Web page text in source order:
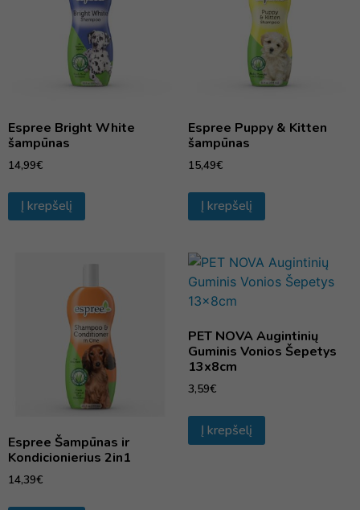
Espree Bright White
šampūnas
14,99€
Į krepšelį
Espree Puppy & Kitten
šampūnas
15,49€
Į krepšelį
Espree Šampūnas ir
Kondicionierius 2in1
14,39€
PET NOVA Augintinių
Guminis Vonios Šepetys
13x8cm
3,59€
Į krepšelį